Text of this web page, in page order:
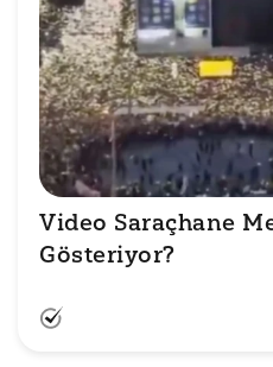
Video Saraçhane
Gösteriyor?